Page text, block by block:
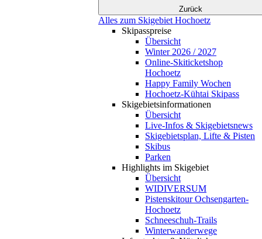
Zurück
Alles zum Skigebiet Hochoetz
Skipasspreise
Übersicht
Winter 2026 / 2027
Online-Skiticketshop
Hochoetz
Happy Family Wochen
Hochoetz-Kühtai Skipass
Skigebietsinformationen
Übersicht
Live-Infos & Skigebietsnews
Skigebietsplan, Lifte & Pisten
Skibus
Parken
Highlights im Skigebiet
Übersicht
WIDIVERSUM
Pistenskitour Ochsengarten-
Hochoetz
Schneeschuh-Trails
Winterwanderwege